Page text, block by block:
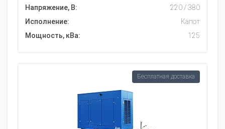
Напряжение, В:
220 / 380
Исполнение:
Капот
Мощность, кВа:
125
Бесплатная доставка